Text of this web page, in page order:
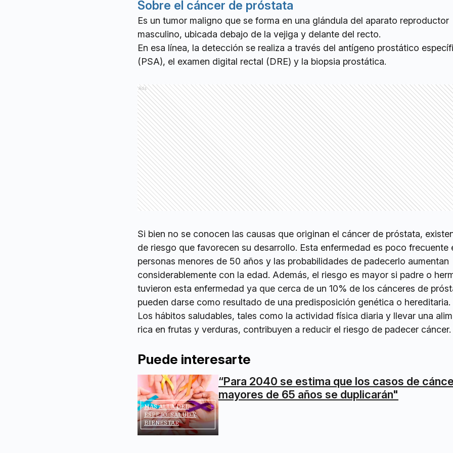
Sobre el cáncer de próstata
Es un tumor maligno que se forma en una glándula del aparato reproductor
masculino, ubicada debajo de la vejiga y delante del recto.
En esa línea, la detección se realiza a través del antígeno prostático
(PSA), el examen digital rectal (DRE) y la biopsia prostática.
Ads
Si bien no se conocen las causas que originan el cáncer de próstata,
de riesgo que favorecen su desarrollo. Esta enfermedad es poco frecuente
personas menores de 50 años y las probabilidades de padecerlo aumentan
considerablemente con la edad. Además, el riesgo es mayor si padre o
tuvieron esta enfermedad ya que cerca de un 10% de los cánceres de
pueden darse como resultado de una predisposición genética o hereditaria.
Los hábitos saludables, tales como la actividad física diaria y llevar una
rica en frutas y verduras, contribuyen a reducir el riesgo de padecer cáncer.
Puede interesarte
MÁS ALLÁ DEL
ESPEJO: SALUD Y
BIENESTAR
“Para 2040 se estima que los casos de
mayores de 65 años se duplicarán"